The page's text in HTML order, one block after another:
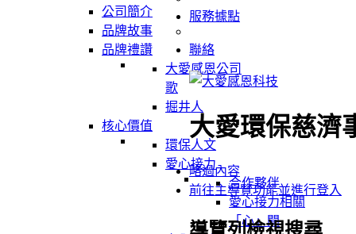
公司簡介
品牌故事
品牌禮讚
大愛感恩公司
歌
掘井人
核心價值
環保人文
愛心接力
合作夥伴
愛心接力相關
「心」聞
服務據點
聯絡
大愛環保慈濟
略過內容
前往主導覽功能並進行登入
導覽列檢視搜尋